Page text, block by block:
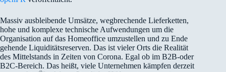
Massiv ausbleibende Umsätze, wegbrechende Lieferketten,
hohe und komplexe technische Aufwendungen um die
Organisation auf das Homeoffice umzustellen und zu Ende
gehende Liquiditätsreserven. Das ist vieler Orts die Realität
des Mittelstands in Zeiten von Corona. Egal ob im B2B-oder
B2C-Bereich. Das heißt, viele Unternehmen kämpfen derzeit